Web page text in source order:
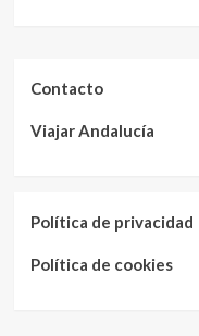
Contacto
Viajar Andalucía
Política de privacidad
Política de cookies